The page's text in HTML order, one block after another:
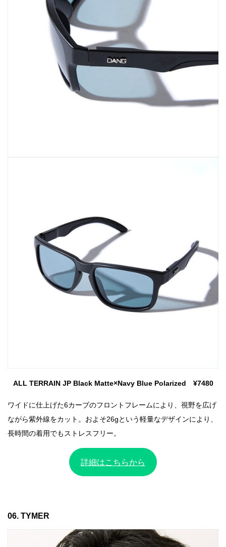
ALL TERRAIN JP Black Matte×Navy Blue Polarized ¥7480
ワイドに仕上げた6カーブのフロントフレームにより、視野を広げ
ながら紫外線をカット。およそ26gという軽量なデザインにより、
長時間の着用でもストレスフリー。
詳細はこちらから
06. TYMER